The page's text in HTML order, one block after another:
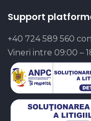
Support
+40 724 589 560
Vineri intre 09:00 –